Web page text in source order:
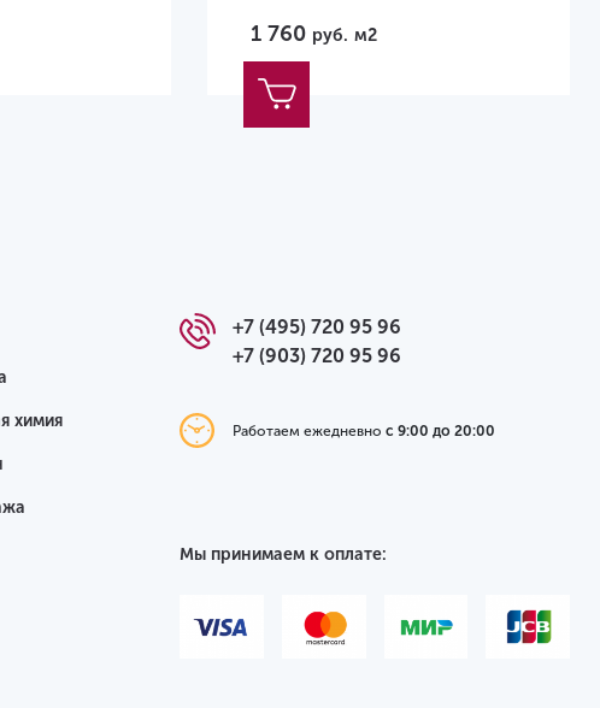
1 760 руб. м2
химия
+7 (495) 720 95 96
+7 (903) 720 95 96
Работаем ежедневнос 9:00 до 20:00
Мы принимаем к оплате: